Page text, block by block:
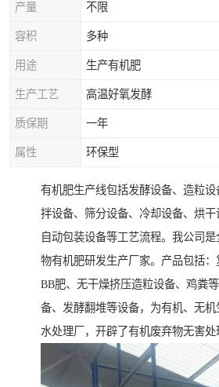
产量 不限
容积 多种
用途 生产有机肥
生产工艺 高温好氧发酵
质保期 一年
属性 环保型
有机肥生产线包括发酵设备、造粒
拌设备、筛分设备、冷却设备、烘干
自动包装设备等工艺流程。我公司
物有机肥研发生产厂家。产品包括：
BB肥、无干燥挤压造粒设备、鸡粪
备、发酵翻堆等设备，为有机、无
水处理厂，开辟了有机废弃物无害处